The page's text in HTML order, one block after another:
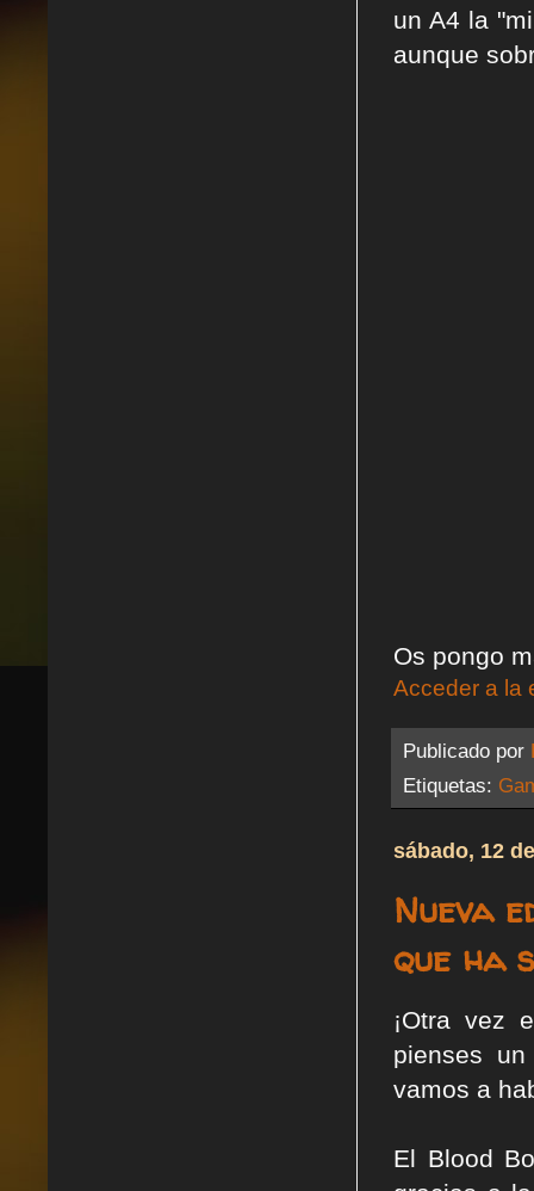
un A4 la
aunque
Os pongo
Acceder a la
Publicado por
Etiquetas:
sábado, 12
Nueva
que ha
¡Otra vez
pienses
vamos a
El Blood